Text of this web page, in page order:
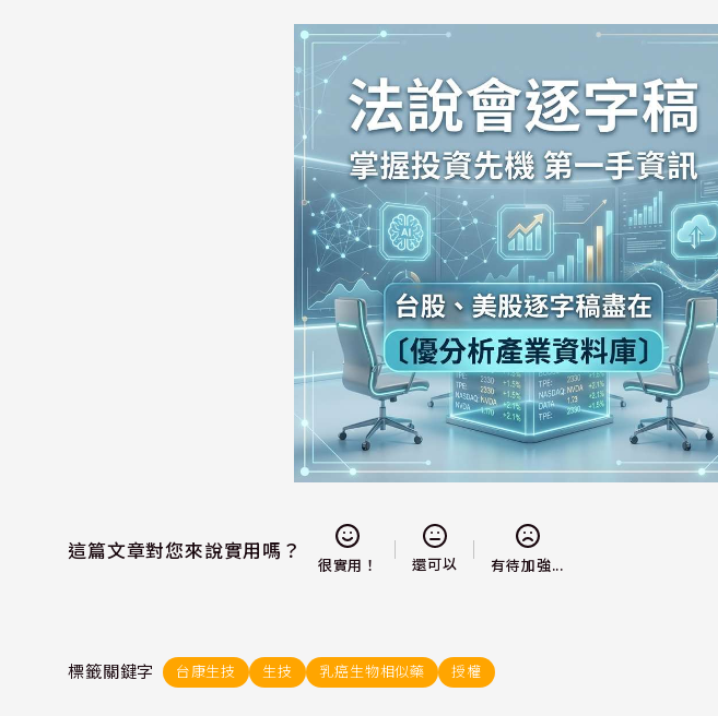
這篇文章對您來說實用嗎？
很實用！ 還可以 有待加強...
標籤關鍵字 台康生技 生技 乳癌生物相似藥 授權